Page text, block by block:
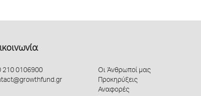
210 0106900
Οι Άνθρωποί μας
Προκηρύξεις
Αναφορές